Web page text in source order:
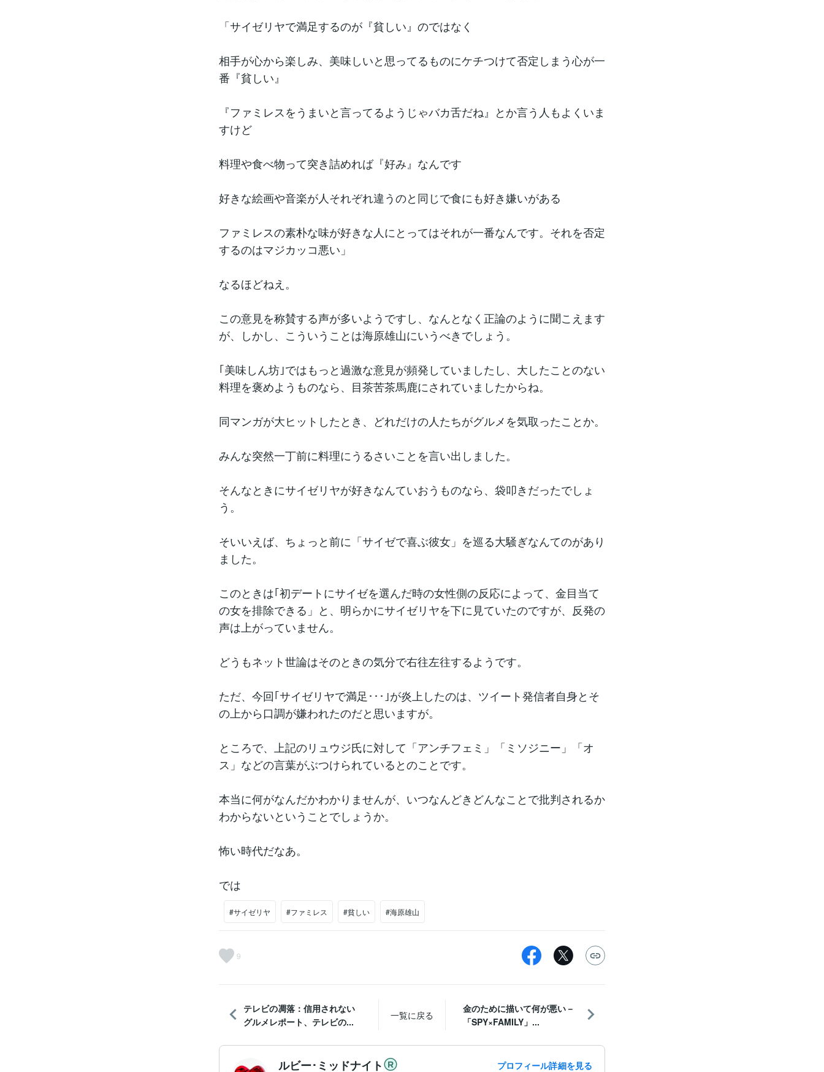
「サイゼリヤで満足するのが『貧しい』のではなく
相手が心から楽しみ、美味しいと思ってるものにケチつけて否定しまう心が一
番『貧しい』
『ファミレスをうまいと言ってるようじゃバカ舌だね』とか言う人もよくいま
すけど
料理や食べ物って突き詰めれば『好み』なんです
好きな絵画や音楽が人それぞれ違うのと同じで食にも好き嫌いがある
ファミレスの素朴な味が好きな人にとってはそれが一番なんです。それを否定
するのはマジカッコ悪い」
なるほどねえ。
この意見を称賛する声が多いようですし、なんとなく正論のように聞こえます
が、しかし、こういうことは海原雄山にいうべきでしょう。
｢美味しん坊｣ではもっと過激な意見が頻発していましたし、大したことのない
料理を褒めようものなら、目茶苦茶馬鹿にされていましたからね。
同マンガが大ヒットしたとき、どれだけの人たちがグルメを気取ったことか。
みんな突然一丁前に料理にうるさいことを言い出しました。
そんなときにサイゼリヤが好きなんていおうものなら、袋叩きだったでしょ
う。
そいいえば、ちょっと前に「サイゼで喜ぶ彼女」を巡る大騒ぎなんてのがあり
ました。
このときは｢初デートにサイゼを選んだ時の女性側の反応によって、金目当て
の女を排除できる」と、明らかにサイゼリヤを下に見ていたのですが、反発の
声は上がっていません。
どうもネット世論はそのときの気分で右往左往するようです。
ただ、今回｢サイゼリヤで満足･･･｣が炎上したのは、ツイート発信者自身とそ
の上から口調が嫌われたのだと思いますが。
ところで、上記のリュウジ氏に対して「アンチフェミ」「ミソジニー」「オ
ス」などの言葉がぶつけられているとのことです。
本当に何がなんだかわかりませんが、いつなんどきどんなことで批判されるか
わからないということでしょうか。
怖い時代だなあ。
では
#サイゼリヤ #ファミレス #貧しい #海原雄山
9
テレビの凋落：信用されない
グルメレポート、テレビの...
一覧に戻る
金のために描いて何が悪い－
「SPY×FAMILY」...
ルビー･ミッドナイト プロフィール詳細を見る